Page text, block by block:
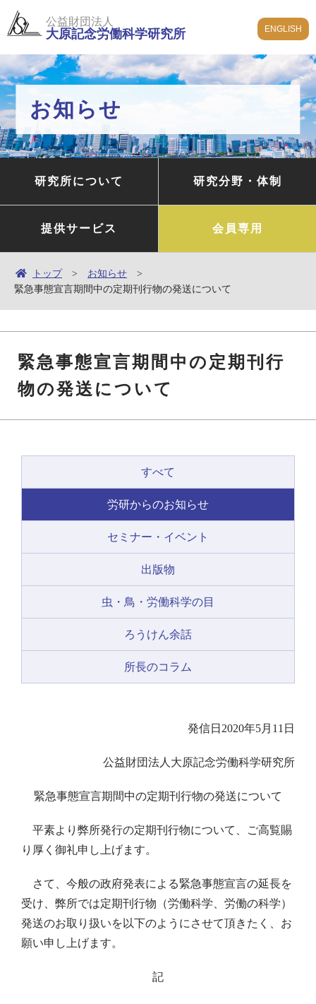
公益財団法人
大原記念労働科学研究所 ENGLISH
お知らせ
研究所について 研究分野・体制
提供サービス 会員専用
トップ
お知らせ
緊急事態宣言期間中の定期刊行物の発送について
緊急事態宣言期間中の定期刊行
物の発送について
すべて
労研からのお知らせ
セミナー・イベント
出版物
虫・鳥・労働科学の目
ろうけん余話
所長のコラム
発信日 2020年5月 11 日
公益財団法人大原記念労働科学研究所
緊急事態宣言期間中の定期刊行物の発送について
平素より弊所発行の定期刊行物について、ご高覧賜
り厚く御礼申し上げます。
さて、今般の政府発表による緊急事態宣言の延長を
受け、弊所では定期刊行物（労働科学、労働の科学）
発送のお取り扱いを以下のようにさせて頂きたく、お
願い申し上げます。
記